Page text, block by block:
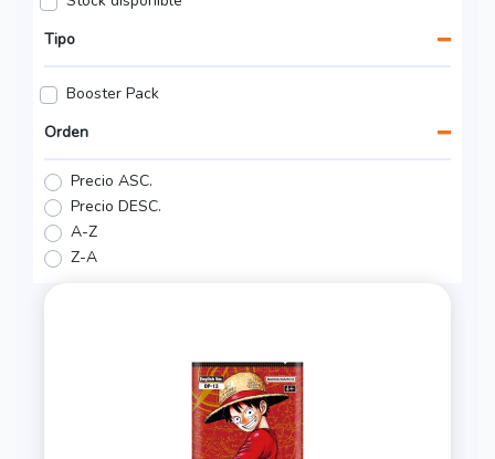
Tipo
Booster Pack
Orden
Precio ASC.
Precio DESC.
A-Z
Z-A